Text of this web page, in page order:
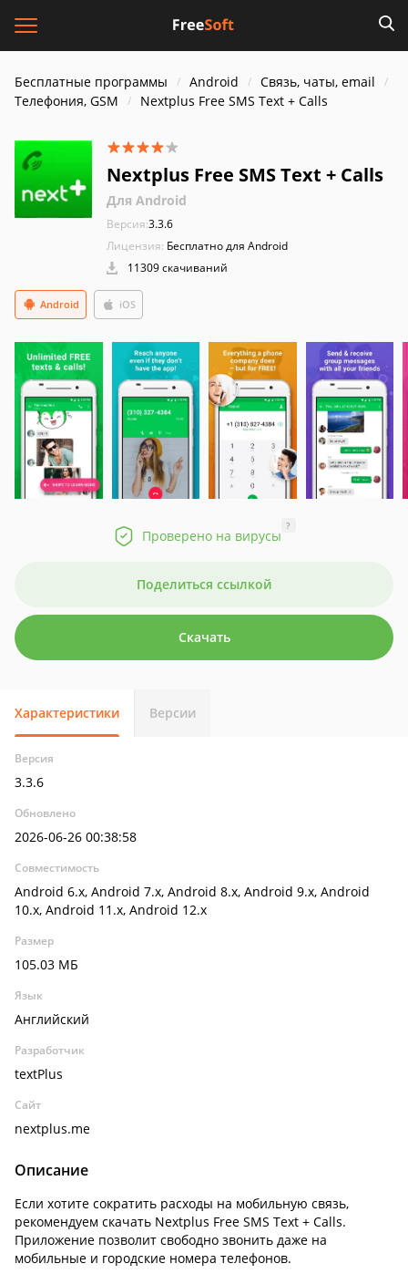
Бесплатные программы Android
Связь, чаты, email
Телефония, GSM
Nextplus Free SMS Text + Calls
Nextplus Free SMS Text + Calls
Для Android
Версия:3.3.6
Лицензия: Бесплатно для Android
11309 скачиваний
Android iOS
Проверено на вирусы
?
Поделиться ссылкой
Скачать
Характеристики Версии
Версия
3.3.6
Обновлено
2026-06-26 00:38:58
Совместимость
Android 6.x, Android 7.x, Android 8.x, Android 9.x, Android
10.x, Android 11.x, Android 12.x
Размер
105.03 МБ
Язык
Английский
Разработчик
textPlus
Сайт
nextplus.me
Описание
Если хотите сократить расходы на мобильную связь,
рекомендуем скачать Nextplus Free SMS Text + Calls.
Приложение позволит свободно звонить даже на
мобильные и городские номера телефонов.